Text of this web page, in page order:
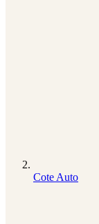
Cote Auto